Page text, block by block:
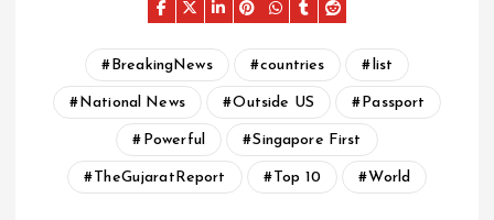
BreakingNews countries list
National News Outside US Passport
Powerful Singapore First
TheGujaratReport Top 10 World